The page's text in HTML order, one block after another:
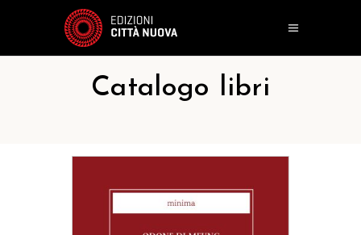
Catalogo libri